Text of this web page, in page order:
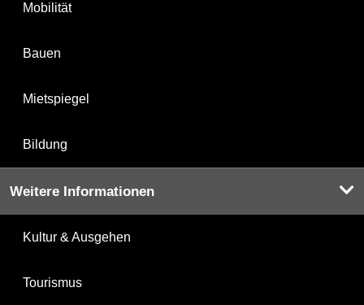
Mobilität
Bauen
Mietspiegel
Bildung
Weitere Informationen
Kultur & Ausgehen
Tourismus